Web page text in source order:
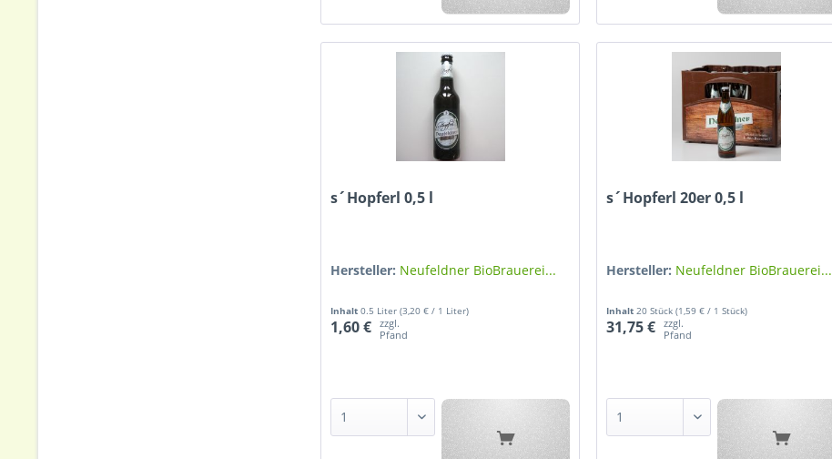
s´Hopferl 0,5 l
Hersteller: Neufeldner BioBrauerei...
Inhalt0.5 Liter(3,20 € / 1 Liter)
1,60 €
zzgl.
Pfand
s´Hopferl 20er 0,5 l
Hersteller: Neufeldner BioBrauerei...
Inhalt 20 Stück(1,59 € / 1 Stück)
31,75 €
zzgl.
Pfand